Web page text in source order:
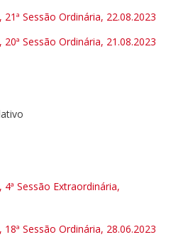
Sessão Ordinária, 22.08.2023
Sessão Ordinária, 21.08.2023
Sessão Extraordinária,
Sessão Ordinária, 28.06.2023